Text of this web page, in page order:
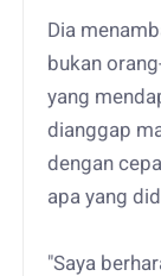
Dia
bukan
yang
dianggap
dengan
apa yang
"Saya